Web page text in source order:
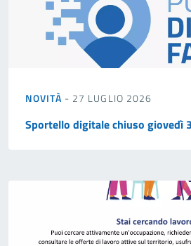
NOVITÀ - 27 LUGLIO 2026
Sportello digitale chiuso giovedì